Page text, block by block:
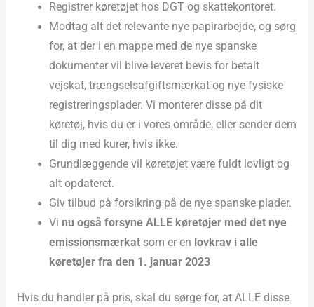
Registrer køretøjet hos DGT og skattekontoret.
Modtag alt det relevante nye papirarbejde, og sørg
for, at der i en mappe med de nye spanske
dokumenter vil blive leveret bevis for betalt
vejskat, trængselsafgiftsmærkat og nye fysiske
registreringsplader. Vi monterer disse på dit
køretøj, hvis du er i vores område, eller sender dem
til dig med kurer, hvis ikke.
Grundlæggende vil køretøjet være fuldt lovligt og
alt opdateret.
Giv tilbud på forsikring på de nye spanske plader.
Vi nu også forsyne ALLE køretøjer med det nye
emissionsmærkat som er en lovkrav i alle
køretøjer fra den 1. januar 2023
Hvis du handler på pris, skal du sørge for, at ALLE disse